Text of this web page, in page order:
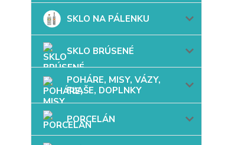
SKLO NA PÁLENKU
SKLO BRÚSENÉ
POHÁRE, MISY, VÁZY,
FĽAŠE, DOPLNKY
PORCELÁN